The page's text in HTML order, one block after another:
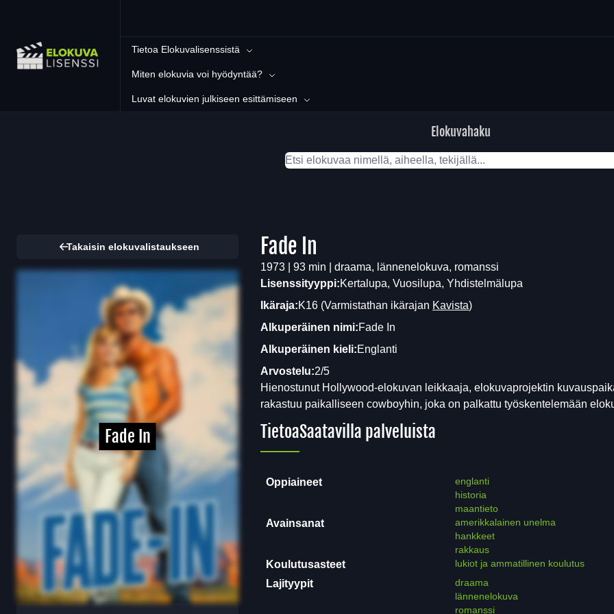
Tietoa Elokuvalisenssistä
Miten elokuvia voi hyödyntää?
Luvat elokuvien julkiseen esittämiseen
Elokuvahaku
Takaisin elokuvalistaukseen
Fade In
Fade In
1973 | 93 min | draama, lännenelokuva, romanssi
Lisenssityyppi:Kertalupa, Vuosilupa, Yhdistelmälupa
Ikäraja:K16 (Varmistathan ikärajan Kavista)
Alkuperäinen nimi:Fade In
Alkuperäinen kieli:Englanti
Arvostelu:2/5
Hienostunut Hollywood-elokuvan leikkaaja, elokuvaprojektin
rakastuu paikalliseen cowboyhin, joka on palkattu työskentelemään
TietoaSaatavilla palveluista
Oppiaineet
englanti
historia
maantieto
Avainsanat
amerikkalainen unelma
hankkeet
rakkaus
Koulutusasteet lukiot ja ammatillinen koulutus
Lajityypit
draama
lännenelokuva
romanssi